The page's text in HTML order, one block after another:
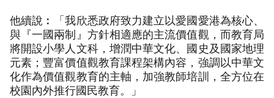
他續說︰「我欣悉政府致力建立以愛國愛港為核心、
與『一國兩制』方針相適應的主流價值觀，而教育局
將開設小學人文科，增潤中華文化、國史及國家地理
元素；豐富價值觀教育課程架構內容，強調以中華文
化作為價值觀教育的主軸，加強教師培訓，全方位在
校園內外推行國民教育。」